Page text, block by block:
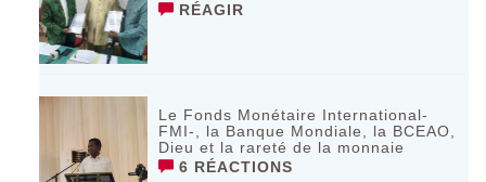
RÉAGIR
Le Fonds Monétaire International-
FMI-, la Banque Mondiale, la BCEAO,
Dieu et la rareté de la monnaie
6 RÉACTIONS